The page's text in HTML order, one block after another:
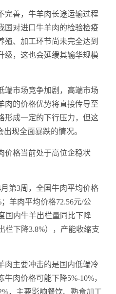
完善，牛羊肉长途运输过程
国对进口牛羊肉的检验检疫
殖、加工环节尚未完全达到
级，这也会延缓其输华规模
端市场竞争加剧，高端市场
肉的价格优势将直接传导至
形成一定的下行压力，但这
现全面暴跌的情况。
价格当前处于高位企稳状
第3周，全国牛肉平均价格
羊肉平均价格72.56元/公
国内牛羊出栏量同比下降
栏下降3.8%），产能收缩支
肉主要冲击的是国内低端冷
肉价格可能下降5%-10%，
，主要影响餐饮、熟食加工